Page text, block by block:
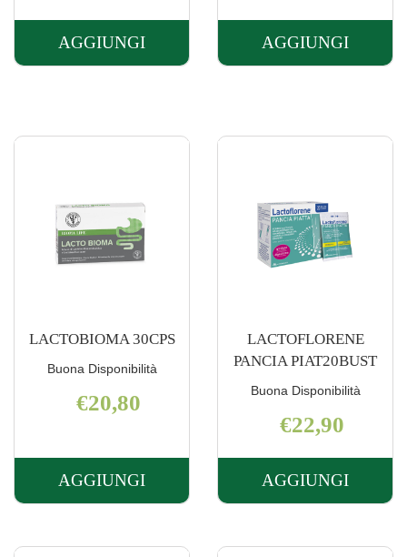
AGGIUNGI
AGGIUNGI GSE
AGGIUNGI
AGGIUNGI
LACTOBIOMA 30CPS
Buona Disponibilità
€20,80
AGGIUNGI
AGGIUNGI LACTOBIOMA
LACTOFLORENE
PANCIA PIAT20BUST
Buona Disponibilità
€22,90
AGGIUNGI
AGGIUNGI